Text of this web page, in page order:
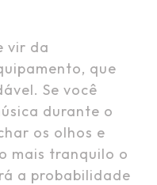
vir da
que
Se você
durante o
os olhos e
mais tranquilo o
a probabilidade